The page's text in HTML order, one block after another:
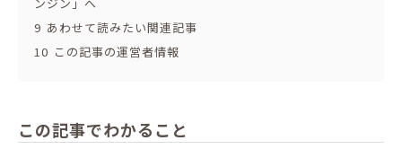
9 あわせて読みたい関連記事
10 この記事の運営者情報
この記事でわかること